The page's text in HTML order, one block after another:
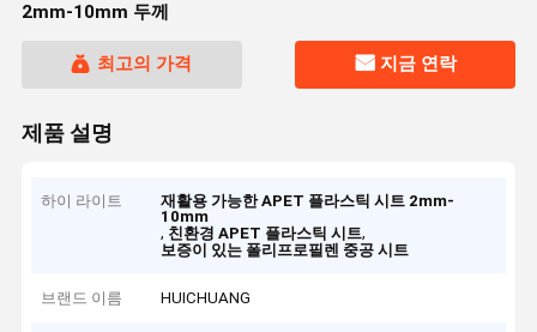
2mm-10mm 두께
최고의 가격 지금 연락
제품 설명
하이 라이트
재활용 가능한 APET 플라스틱 시트 2mm-
10mm
, 친환경 APET 플라스틱 시트,
보증이 있는 폴리프로필렌 중공 시트
브랜드 이름 HUICHUANG